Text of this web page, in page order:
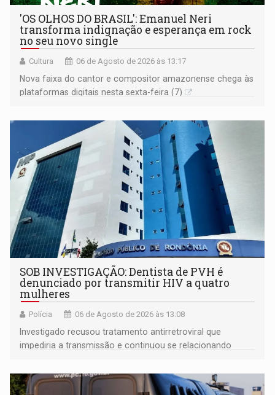
'OS OLHOS DO BRASIL': Emanuel Neri
transforma indignação e esperança em rock
no seu novo single
Cultura 06 de Agosto de 2026 às 13:17
Nova faixa do cantor e compositor amazonense chega às
plataformas digitais nesta sexta-feira (7)
SOB INVESTIGAÇÃO: Dentista de PVH é
denunciado por transmitir HIV a quatro
mulheres
Polícia 06 de Agosto de 2026 às 13:08
Investigado recusou tratamento antirretroviral que
impediria a transmissão e continuou se relacionando